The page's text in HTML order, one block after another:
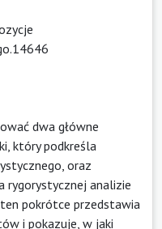
dwa główne
który podkreśla
oraz
rygorystycznej analizie
pokrótce przedstawia
i pokazuje, w jaki